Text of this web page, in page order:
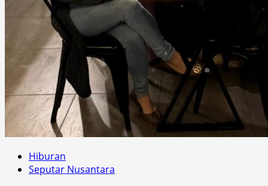
Hiburan
Seputar Nusantara